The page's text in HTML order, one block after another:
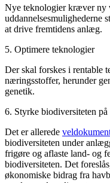
Nye teknologier kræver ny
uddannelsesmulighederne
at drive fremtidens anlæg.
5. Optimere teknologier
Der skal forskes i rentable
næringsstoffer, herunder
genetik.
6. Styrke biodiversiteten
Det er allerede
biodiversiteten under
frigøre og aflaste land- og
biodiversiteten. Det
økonomiske bidrag fra